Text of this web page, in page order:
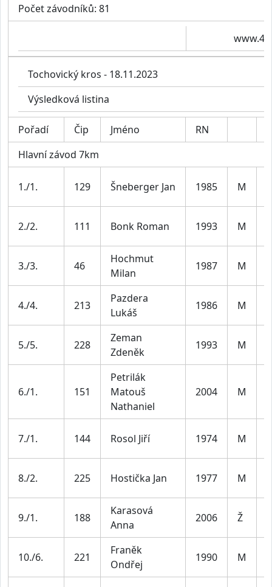
Počet závodníků: 81
Tochovický kros - 18.11.2023
Výsledková listina
Pořadí Čip Jméno RN
Hlavní závod 7km
1./1. 129 Šneberger Jan 1985 M
2./2. 111 Bonk Roman 1993 M
3./3. 46
Hochmut
Milan
1987 M
4./4. 213
Pazdera
Lukáš
1986 M
5./5. 228
Zeman
Zdeněk
1993 M
6./1. 151
Petrilák
Matouš
Nathaniel
2004 M
7./1. 144 Rosol Jiří 1974 M
8./2. 225 Hostička Jan 1977 M
9./1. 188
Karasová
Anna
2006 Ž
10./6. 221
Franěk
Ondřej
1990 M